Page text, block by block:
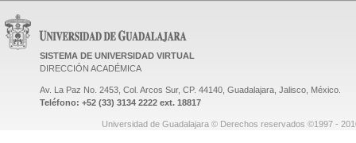
SISTEMA DE UNIVERSIDAD VIRTUAL
DIRECCIÓN ACADÉMICA
Av. La Paz No. 2453, Col. Arcos Sur, CP. 44140, Guadalajara, Jalisco, México.
Teléfono: +52 (33) 3134 2222 ext. 18817
Universidad de Guadalajara © Derechos reservados ©1997 -